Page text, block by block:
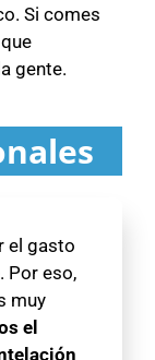
Si comes
gente.
el gasto
Por eso,
muy
el